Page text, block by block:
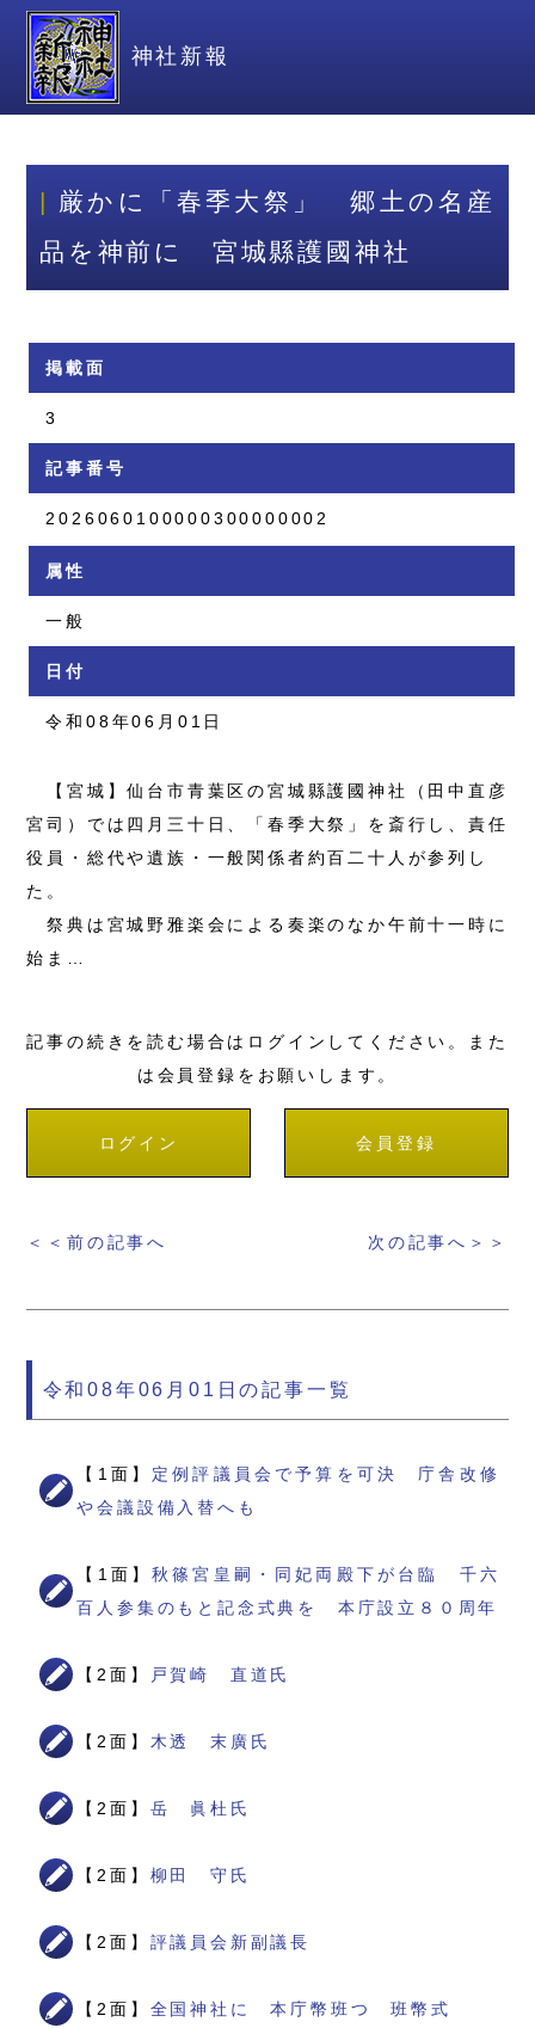
神社新報
厳かに「春季大祭」 郷土の名産
品を神前に 宮城縣護國神社
掲載面
3
記事番号
2026060100000300000002
属性
一般
日付
令和08年06月01日
【宮城】仙台市青葉区の宮城縣護國神社（田中直彦
宮司）では四月三十日、「春季大祭」を斎行し、責任
役員・総代や遺族・一般関係者約百二十人が参列し
た。
祭典は宮城野雅楽会による奏楽のなか午前十一時に
始ま…
記事の続きを読む場合はログインしてください。また
は会員登録をお願いします。
ログイン 会員登録
＜＜前の記事へ 次の記事へ＞＞
令和08年06月01日の記事一覧
【1面】 定例評議員会で予算を可決 庁舎改修
や会議設備入替へも
【1面】秋篠宮皇嗣・同妃両殿下が台臨 千六
百人参集のもと記念式典を 本庁設立８０周年
【2面】 戸賀崎 直道氏
【2面】 木透 末廣氏
【2面】 岳 眞杜氏
【2面】 柳田 守氏
【2面】 評議員会新副議長
【2面】 全国神社に 本庁幣班つ 班幣式